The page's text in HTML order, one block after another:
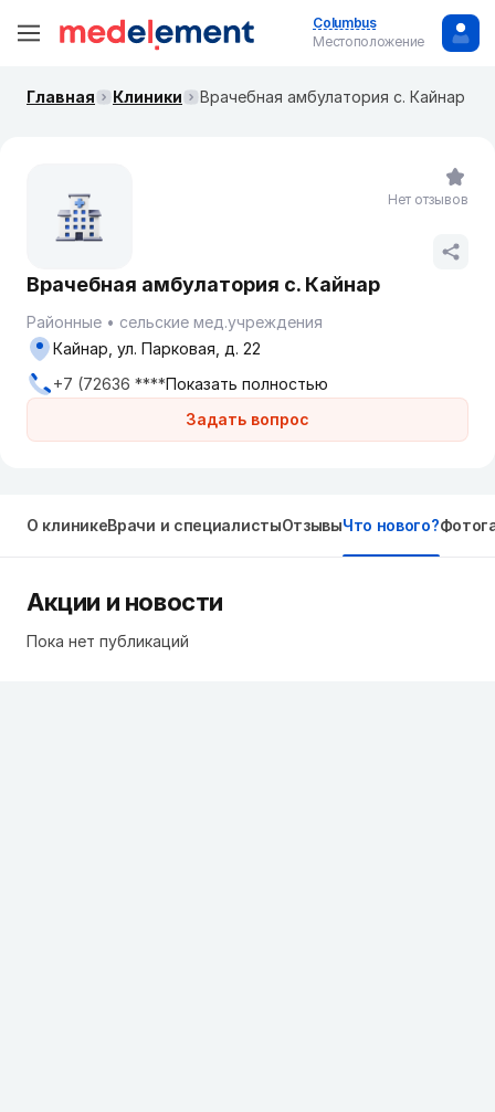
Columbus
Местоположение
Главная Клиники Врачебная амбулатория с. Кайнар
Врачебная амбулатория с. Кайнар
Районные сельские мед.учреждения
Задать вопрос
Кайнар, ул. Парковая, д. 22
+7 (72636 ****Показать полностью
Нет отзывов
О клиникеВрачи и специалистыОтзывыЧто нового?
Акции и новости
Пока нет публикаций